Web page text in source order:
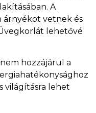
A
árnyékot vetnek és
lehetővé
hozzájárul a
világításra lehet